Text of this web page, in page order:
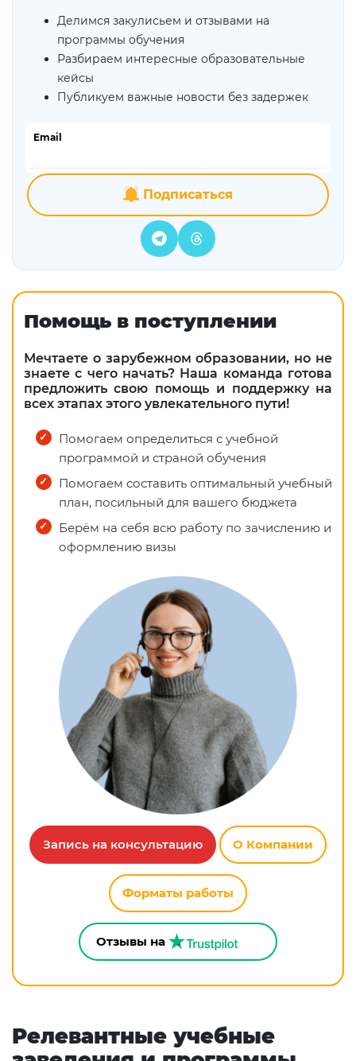
Делимся закулисьем и отзывами на
программы обучения
Разбираем интересные образовательные
кейсы
Публикуем важные новости без задержек
Email
Подписаться
Помощь в поступлении
Мечтаете о зарубежном образовании, но не
знаете с чего начать? Наша команда готова
предложить свою помощь и поддержку на
всех этапах этого увлекательного пути!
Помогаем определиться с учебной
программой и страной обучения
Помогаем составить оптимальный учебный
план, посильный для вашего бюджета
Берём на себя всю работу по зачислению и
оформлению визы
Запись на консультацию О Компании
Форматы работы
Отзывы на
Релевантные учебные